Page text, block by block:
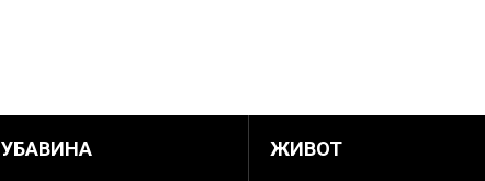
УБАВИНА ЖИВОТ